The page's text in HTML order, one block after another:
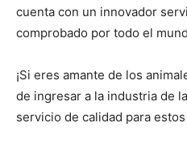
cuenta con un innovador
comprobado por todo el
¡Si eres amante de los
de ingresar a la industria de
servicio de calidad para